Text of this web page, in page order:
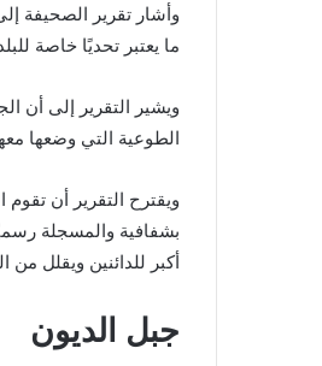
وأشار تقرير الصحيفة
ما يعتبر تحديًا خاصة
ويشير التقرير إلى أن
الطوعية التي وضعها
ويقترح التقرير أن
بشفافية والمسجلة
أكبر للدائنين ويقلل
جبل الديون